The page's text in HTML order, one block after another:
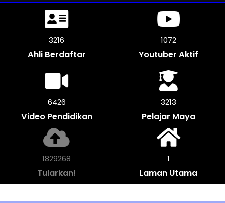
3546
Ahli Berdaftar
1182
Youtuber Aktif
7092
Video Pendidikan
3543
Pelajar Maya
2017148
Tularkan!
1
Laman Utama